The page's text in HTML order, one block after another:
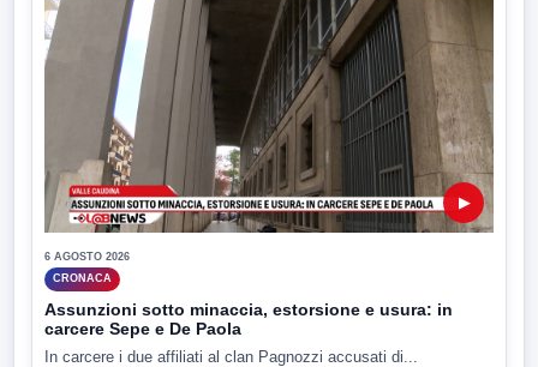
▶
6 AGOSTO 2026
CRONACA
Assunzioni sotto minaccia, estorsione e usura: in
carcere Sepe e De Paola
In carcere i due affiliati al clan Pagnozzi accusati di...